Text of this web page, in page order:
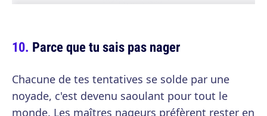
Parce que tu sais pas nager
Chacune de tes tentatives se solde par une
noyade, c'est devenu saoulant pour tout le
monde. Les maîtres nageurs préfèrent rester en